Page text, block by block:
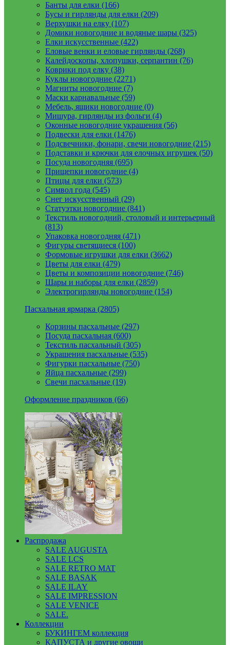
Банты для елки (166)
Бусы и гирлянды для елки (209)
Верхушки на елку (107)
Домики новогодние и водяные шары (325)
Елки искусственные (422)
Еловые венки и еловые гирлянды (268)
Калейдоскопы, хлопушки, серпантин (76)
Коврики под елку (38)
Куклы новогодние (2271)
Магниты новогодние (7)
Маски карнавальные (59)
Мебель, ящики новогодние (0)
Мишура, гирлянды из фольги (4)
Оконные новогодние украшения (56)
Подвески для елки (1476)
Подсвечники, фонари, свечи новогодние (215)
Подставки и крючки для елочных игрушек (50)
Посуда новогодняя (695)
Прищепки новогодние (4)
Птицы для елки (573)
Символ года (545)
Снег искусственный (29)
Статуэтки новогодние (841)
Текстиль новогодний, столовый и интерьерный
(813)
Упаковка новогодняя (471)
Фигуры светящиеся (100)
Формовые игрушки для елки (3662)
Цветы для елки (479)
Цветы и композиции новогодние (746)
Шары и наборы для елки (2859)
Электрогирлянды новогодние (154)
Пасхальная ярмарка (2805)
Корзины пасхальные (297)
Посуда пасхальная (600)
Текстиль пасхальный (305)
Украшения пасхальные (535)
Фигурки пасхальные (750)
Яйца пасхальные (299)
Свечи пасхальные (19)
Оформление праздников (66)
Распродажа
SALE AUGUSTA
SALE LCS
SALE RETRO MAT
SALE BASAK
SALE ILAY
SALE IMPRESSION
SALE VENICE
SALE.
Коллекции
БУКИНГЕМ коллекция
КАПУСТА и другие овощи